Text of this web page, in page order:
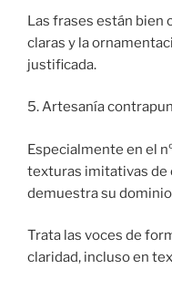
Las frases están bien
claras y la
justificada.
5. Artesanía
Especialmente en el
texturas imitativas de
demuestra su
Trata las voces de
claridad, incluso en